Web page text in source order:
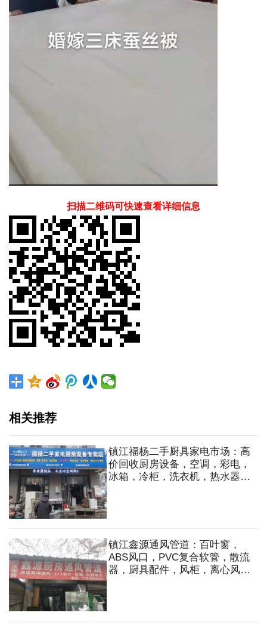
扫描二维码可快速查看详细信息
相关推荐
镇江福杨二手厨具家电市场：高
价回收厨房设备，空调，彩电，
冰箱，冷柜，洗衣机，热水器，
镇江鑫源通风管道：百叶窗，
ABS风口，PVC复合软管，散流
器，厨具配件，风柜，离心风